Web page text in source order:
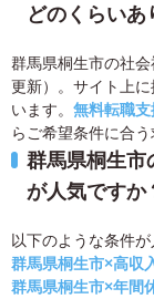
どのくらいあ
群馬県桐生市の社
更新）。サイト上
います。 無料転職
らご希望条件に合
群馬県桐生市
が人気ですか
以下のような条件が
群馬県桐生市×高収
群馬県桐生市×年間